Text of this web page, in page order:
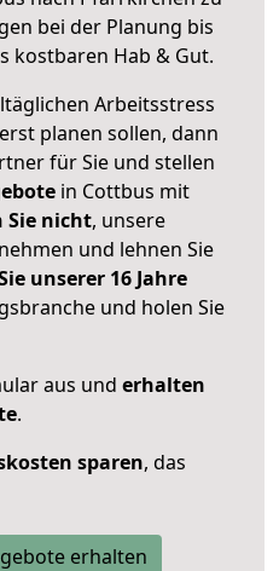
bei der Planung bis
kostbaren Hab & Gut.
Arbeitsstress
planen sollen, dann
für Sie und stellen
in Cottbus mit
Sie nicht, unsere
und lehnen Sie
unserer 16 Jahre
und holen Sie
aus und erhalten
.
sparen, das
erhalten